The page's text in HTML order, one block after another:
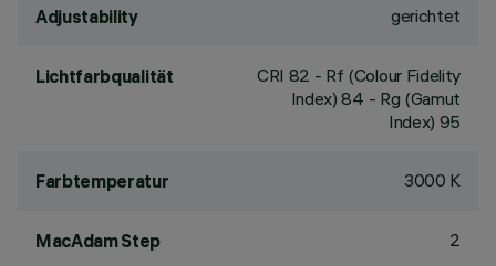
Adjustability gerichtet
Lichtfarbqualität CRI 82 - Rf (Colour Fidelity
Index) 84 - Rg (Gamut
Index) 95
Farbtemperatur 3000 K
MacAdam Step 2